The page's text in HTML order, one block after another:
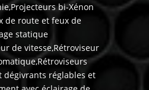
bi-Xénon
de route et feux de
statique
de vitesse,Rétroviseur
dégivrants réglables et